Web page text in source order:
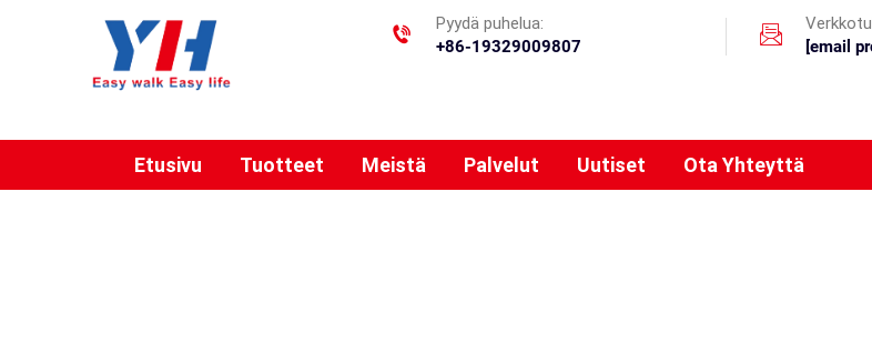
Pyydä puhelua:
+86-19329009807
[email
Etusivu Tuotteet Meistä Palvelut Uutiset Ota Yhteyttä